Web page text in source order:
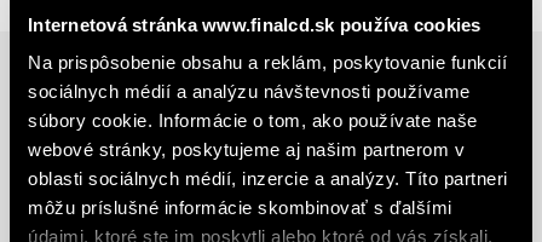
Internetová stránka www.finalcd.sk používa cookies
Na prispôsobenie obsahu a reklám, poskytovanie funkcií
sociálnych médií a analýzu návštevnosti používame
súbory cookie. Informácie o tom, ako používate naše
webové stránky, poskytujeme aj našim partnerom v
oblasti sociálnych médií, inzercie a analýzy. Títo partneri
môžu príslušné informácie skombinovať s ďalšími
údajmi, ktoré ste im poskytli alebo ktoré od vás získali,
Ocenenia
FINAL-CD získalo prestížny certifikát AAA Highest
Creditworthiness, tento certifikát je jedným z